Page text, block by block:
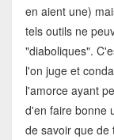
en aient une)
tels outils ne
"diaboliques".
l'on juge et
l'amorce ayant
d'en faire bonne
de savoir que de